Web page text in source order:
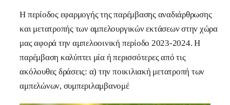
Η περίοδος εφαρμογής της παρέμβασης αναδιάρθρωσης
και μετατροπής των αμπελουργικών εκτάσεων στην χώρα
μας αφορά την αμπελοοινική περίοδο 2023-2024. Η
παρέμβαση καλύπτει μία ή περισσότερες από τις
ακόλουθες δράσεις: α) την ποικιλιακή μετατροπή των
αμπελώνων, συμπεριλαμβανομέ